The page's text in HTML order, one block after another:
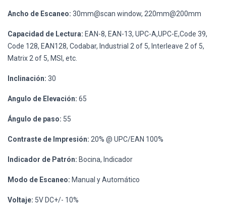
Ancho de Escaneo: 30mm@scan window, 220mm@200mm
Capacidad de Lectura: EAN-8, EAN-13, UPC-A,UPC-E,Code 39,
Code 128, EAN128, Codabar, Industrial 2 of 5, Interleave 2 of 5,
Matrix 2 of 5, MSI, etc.
Inclinación: 30
Angulo de Elevación: 65
Ángulo de paso: 55
Contraste de Impresión: 20% @ UPC/EAN 100%
Indicador de Patrón: Bocina, Indicador
Modo de Escaneo: Manual y Automático
Voltaje: 5V DC+/- 10%